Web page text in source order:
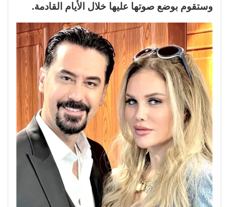
وستقوم بوضع صوتها عليها خلال الأيام القادمة.